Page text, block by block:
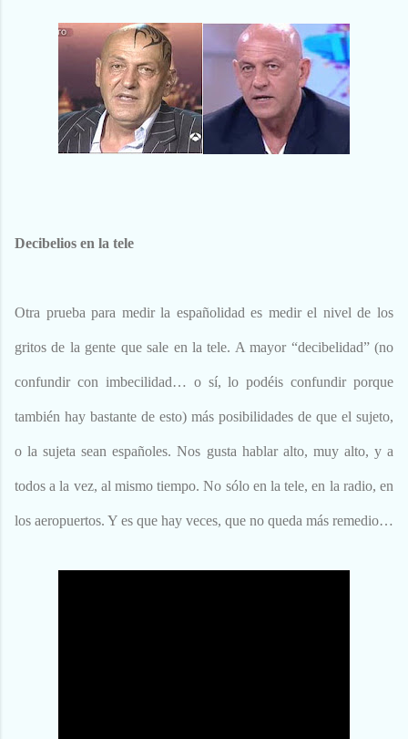
Decibelios en la tele
Otra prueba para medir la españolidad es medir el nivel de los
gritos de la gente que sale en la tele. A mayor “decibelidad” (no
confundir con imbecilidad… o sí, lo podéis confundir porque
también hay bastante de esto) más posibilidades de que el sujeto,
o la sujeta sean españoles. Nos gusta hablar alto, muy alto, y a
todos a la vez, al mismo tiempo. No sólo en la tele, en la radio, en
los aeropuertos. Y es que hay veces, que no queda más remedio…